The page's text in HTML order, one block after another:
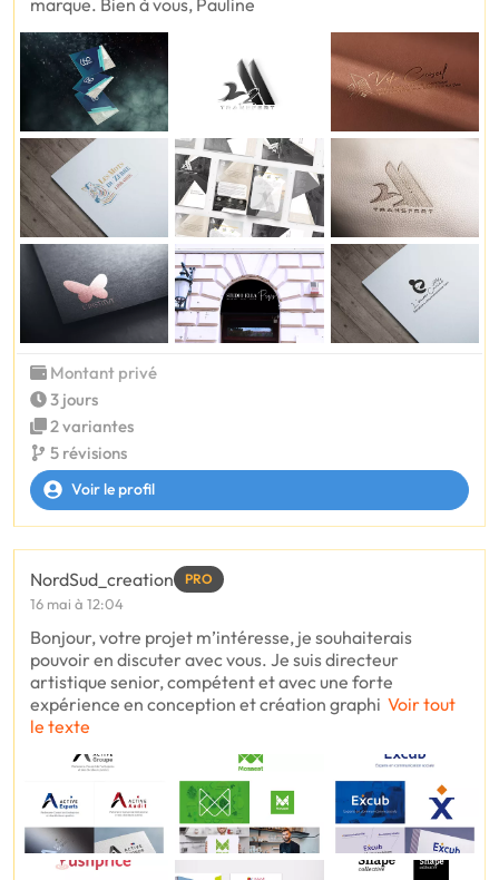
marque. Bien à vous, Pauline
Montant privé
3 jours
2 variantes
5 révisions
Voir le profil
NordSud_creation PRO
16 mai à 12:04
Bonjour, votre projet m’intéresse, je souhaiterais
pouvoir en discuter avec vous. Je suis directeur
artistique senior, compétent et avec une forte
expérience en conception et création graphi Voir tout
le texte